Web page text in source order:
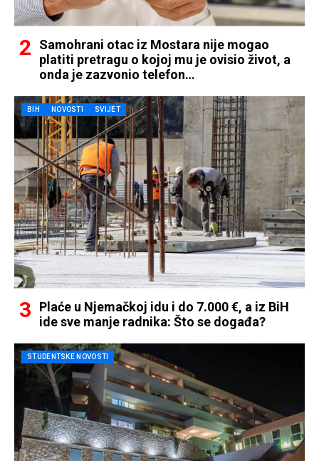
Samohrani otac iz Mostara nije mogao
platiti pretragu o kojoj mu je ovisio život, a
onda je zazvonio telefon…
BIH NOVOSTI SVIJET
Plaće u Njemačkoj idu i do 7.000 €, a iz BiH
ide sve manje radnika: Što se događa?
STUDENTSKE NOVOSTI